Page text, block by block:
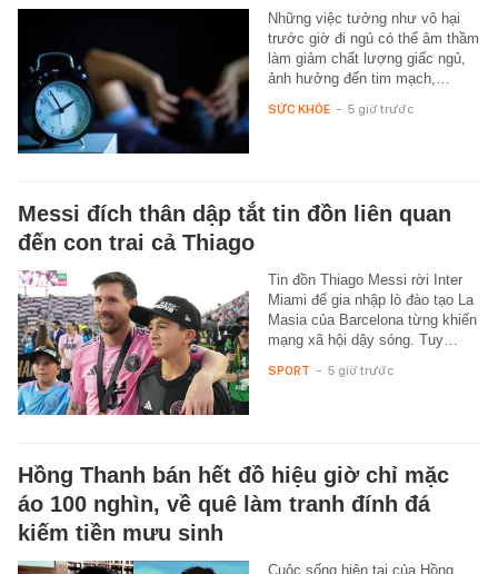
Những việc tưởng như vô hại
trước giờ đi ngủ có thể âm thầm
làm giảm chất lượng giấc ngủ,
ảnh hưởng đến tim mạch,…
SỨC KHỎE - 5 giờ trước
Messi đích thân dập tắt tin đồn liên quan
đến con trai cả Thiago
Tin đồn Thiago Messi rời Inter
Miami để gia nhập lò đào tạo La
Masia của Barcelona từng khiến
mạng xã hội dậy sóng. Tuy…
SPORT - 5 giờ trước
Hồng Thanh bán hết đồ hiệu giờ chỉ mặc
áo 100 nghìn, về quê làm tranh đính đá
kiếm tiền mưu sinh
Cuộc sống hiện tại của Hồng